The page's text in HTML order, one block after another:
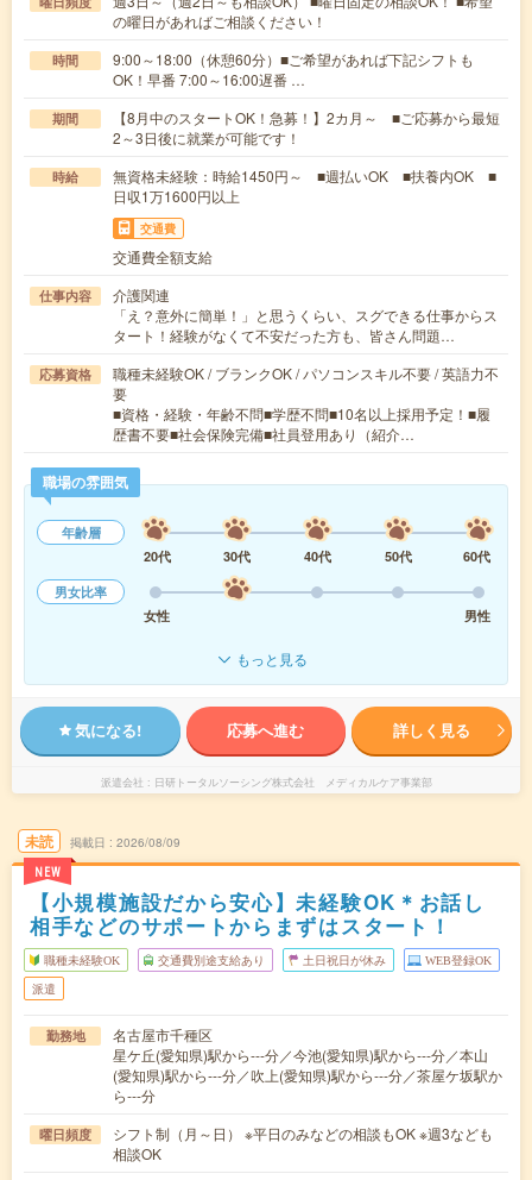
の曜日があればご相談ください！
時間
9:00～18:00（休憩60分）■ご希望があれば下記シフトも
OK！早番 7:00～16:00遅番 …
期間
【8月中のスタートOK！急募！】2カ月～ ■ご応募から最短
2～3日後に就業が可能です！
時給
無資格未経験：時給1450円～ ■週払いOK ■扶養内OK ■
日収1万1600円以上
交通費
交通費全額支給
仕事内容
介護関連
「え？意外に簡単！」と思うくらい、スグできる仕事からス
タート！経験がなくて不安だった方も、皆さん問題…
応募資格
職種未経験OK / ブランクOK / パソコンスキル不要 / 英語力不
要
■資格・経験・年齢不問■学歴不問■10名以上採用予定！■履
歴書不要■社会保険完備■社員登用あり（紹介…
職場の雰囲気
年齢層
20代
30代 40代 50代
60代
男女比率
女性
男性
もっと見る
気になる! 応募へ進む 詳しく見る
派遣会社 日研トータルソーシング株式会社 メディカルケア事業部
未読
NEW
掲載日 2026/08/09
【小規模施設だから安心】未経験OK＊お話し
相手などのサポートからまずはスタート！
職種未経験OK 交通費別途支給あり 土日祝日が休み WEB登録OK
派遣
勤務地
名古屋市千種区
星ケ丘(愛知県)駅から---分／今池(愛知県)駅から---分／本山
(愛知県)駅から---分／吹上(愛知県)駅から---分／茶屋ケ坂駅か
ら---分
曜日頻度
シフト制（月～日） ※平日のみなどの相談もOK ※週3なども
相談OK